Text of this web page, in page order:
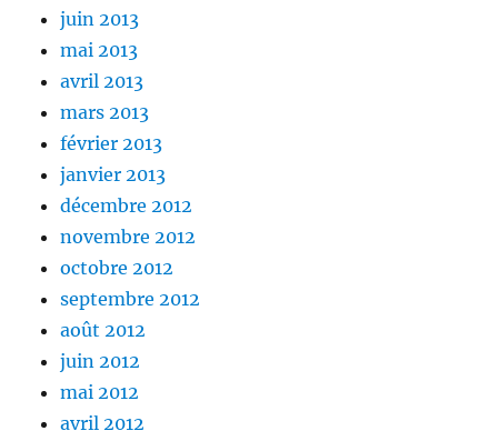
juin 2013
mai 2013
avril 2013
mars 2013
février 2013
janvier 2013
décembre 2012
novembre 2012
octobre 2012
septembre 2012
août 2012
juin 2012
mai 2012
avril 2012